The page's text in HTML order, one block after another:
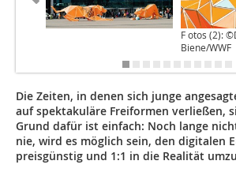
F otos (2):
Biene/WWF
Die Zeiten, in denen sich junge
auf spektakuläre Freiformen verließen,
Grund dafür ist einfach: Noch lange
nie, wird es möglich sein, den digitalen
preisgünstig und 1:1 in die Realität